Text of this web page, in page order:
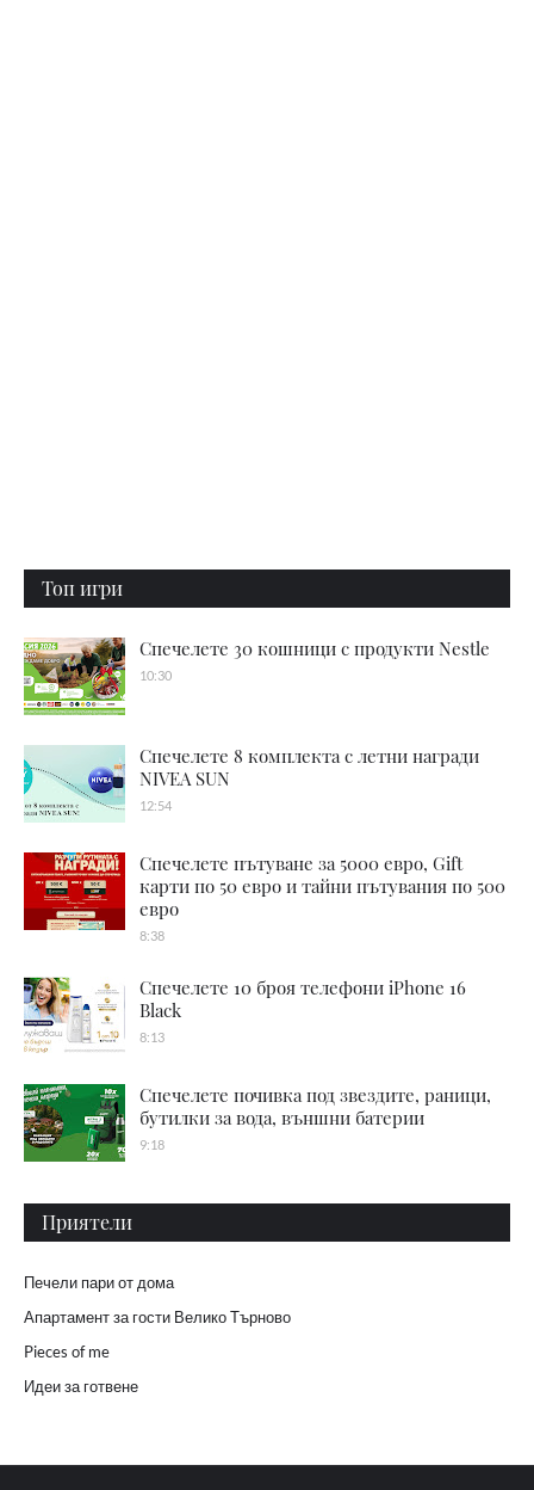
Топ игри
Спечелете 30 кошници с продукти Nestle
10:30
Спечелете 8 комплекта с летни награди
NIVEA SUN
12:54
Спечелете пътуване за 5000 евро, Gift
карти по 50 евро и тайни пътувания по 500
евро
8:38
Спечелете 10 броя телефони iPhone 16
Black
8:13
Спечелете почивка под звездите, раници,
бутилки за вода, външни батерии
9:18
Приятели
Печели пари от дома
Апартамент за гости Велико Търново
Pieces of me
Идеи за готвене